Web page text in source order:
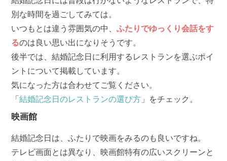
別な時間を過ごしてみては。
いつもとは違う雰囲気の中、ふたりでゆっくり会話をす
るのは良い思い出になりそうです。
後半では、結婚記念日に利用するレストランを選ぶポイ
ントについて掲載しています。
気になった方は合わせてご覧ください。
「結婚記念日のレストランの選び方 」をチェック。
映画館
結婚記念日は、ふたりで映画をみるのも良いですね。
テレビ画面とは異なり、映画館特有の広いスクリーンと